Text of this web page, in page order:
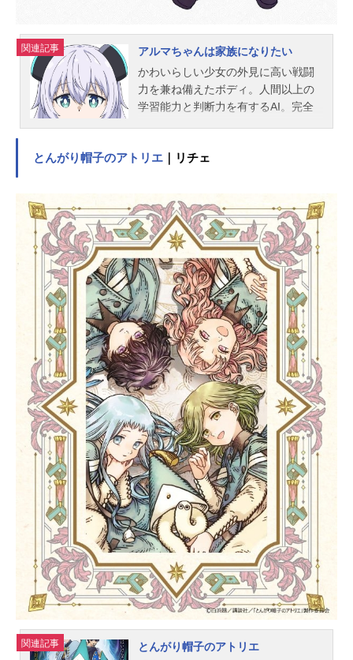
イン：中田知里 大木綾子衣装デザ
監...
関連記事
アルマちゃんは家族になりたい
かわいらしい少女の外見に高い戦闘
力を兼ね備えたボディ。人間以上の
学習能力と判断力を有するAI。完全
才科学者エンジとスズメの才能は世
ん」と呼ぶアルマに、エンジとスズ
メは大混乱。それでもアルマの高性
能AIを育て、最高のロボットにする
ため、みんなで家族として生活する
ことに。見るもの、触れるもの、全
てが「はじめて」のアルマは何でも
興味深々。最強の学習機能と行動力
でエンジやスズメたちを振り回しな
がら、世界をどんどん広げていく。
ニュースタイル・アットホームコメ
ディ（!?）開幕！！作品名アルマち
ゃんは家族になりたい放送形態TVア
ニメスケジュール2025年10月5日
（日）～2025年12月14日（日）TOK
YOMX・サンテレビほか話数全11話
キャストアルマ：月城日花神里エン
ジ：鈴木崚汰夜羽スズメ：M・A・O
マキナ：長江里加ネオン：矢野妃菜
喜スタッフ原作：ななてる（コミッ
クNewtype/KADOKAWA刊）監督：南
康宏シリーズ構成：菅原雪絵キャラ
クターデザイン：山本美佳シリーズ
ディレクター：小林浩輔監督補佐：
野崎麗子サブキャラクターデザイ
ン：渡辺る...
とんがり帽子のアトリエ ｜リチェ
関連記事
とんがり帽子のアトリエ